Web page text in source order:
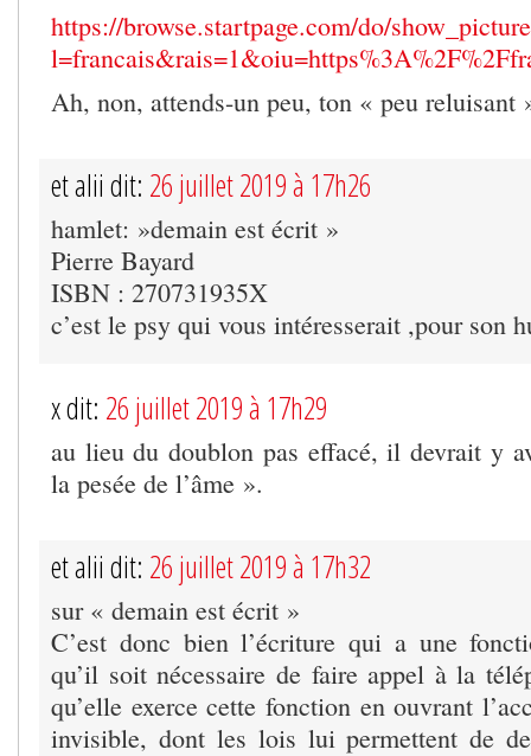
https://browse.startpage.com/do/
Ah, non, attends-un peu, ton « peu reluisant
et alii dit: 26 juillet 2019 à 17h26
hamlet: »demain est écrit »
Pierre Bayard
ISBN : 270731935X
c’est le psy qui vous intéresserait ,pour son
x dit: 26 juillet 2019 à 17h29
au lieu du doublon pas effacé, il devrait y
la pesée de l’âme ».
et alii dit: 26 juillet 2019 à 17h32
sur « demain est écrit »
C’est donc bien l’écriture qui a une
qu’il soit nécessaire de faire appel à la
qu’elle exerce cette fonction en ouvrant
invisible, dont les lois lui permettent de